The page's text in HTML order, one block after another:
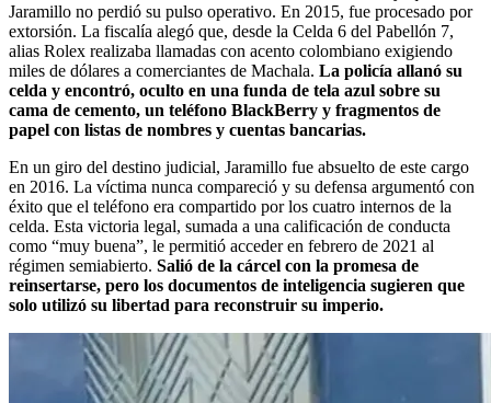
Jaramillo no perdió su pulso operativo. En 2015, fue procesado por
extorsión. La fiscalía alegó que, desde la Celda 6 del Pabellón 7,
alias Rolex realizaba llamadas con acento colombiano exigiendo
miles de dólares a comerciantes de Machala. La policía allanó su
celda y encontró, oculto en una funda de tela azul sobre su
cama de cemento, un teléfono BlackBerry y fragmentos de
papel con listas de nombres y cuentas bancarias.
En un giro del destino judicial, Jaramillo fue absuelto de este cargo
en 2016. La víctima nunca compareció y su defensa argumentó con
éxito que el teléfono era compartido por los cuatro internos de la
celda. Esta victoria legal, sumada a una calificación de conducta
como “muy buena”, le permitió acceder en febrero de 2021 al
régimen semiabierto. Salió de la cárcel con la promesa de
reinsertarse, pero los documentos de inteligencia sugieren que
solo utilizó su libertad para reconstruir su imperio.